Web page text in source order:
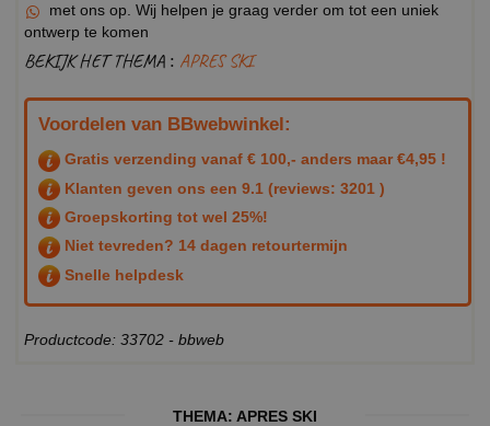
met ons op. Wij helpen je graag verder om tot een uniek
ontwerp te komen
BEKIJK HET THEMA : APRES SKI
Voordelen van BBwebwinkel:
Gratis verzending vanaf € 100,- anders maar €4,95 !
Klanten geven ons een 9.1 (reviews: 3201 )
Groepskorting tot wel 25%!
Niet tevreden? 14 dagen retourtermijn
Snelle helpdesk
Productcode: 33702 - bbweb
THEMA: APRES SKI